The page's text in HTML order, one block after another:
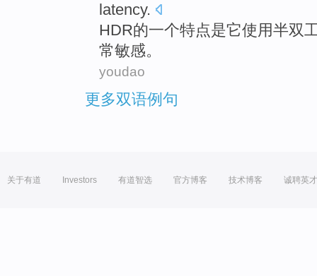
latency.
HDR的一个特点是它使用半双
常敏感。
youdao
更多双语例句
关于有道 Investors 有道智选 官方博客 技术博客 诚聘英才